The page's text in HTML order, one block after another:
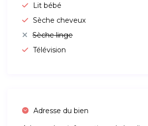
Lit bébé
Sèche cheveux
Sèche linge
Télévision
Adresse du bien